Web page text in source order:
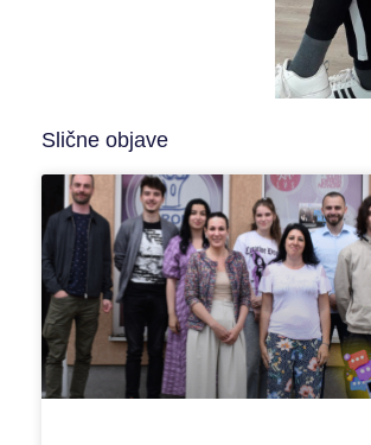
Slične objave